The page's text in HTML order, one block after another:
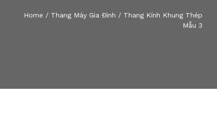
THANG MÁY NHẬP KHẨU
TIN TỨC
Home / Thang Máy Gia Đình / Thang Kính Khung Thép
Mẫu 3